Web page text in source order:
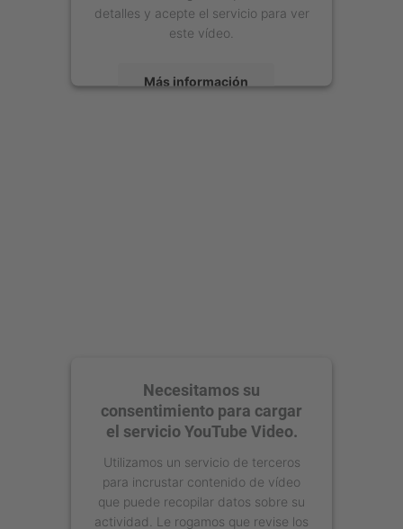
detalles y acepte el servicio para ver
este vídeo.
Más información
Necesitamos su
consentimiento para cargar
el servicio YouTube Video.
Utilizamos un servicio de terceros
para incrustar contenido de vídeo
que puede recopilar datos sobre su
actividad. Le rogamos que revise los